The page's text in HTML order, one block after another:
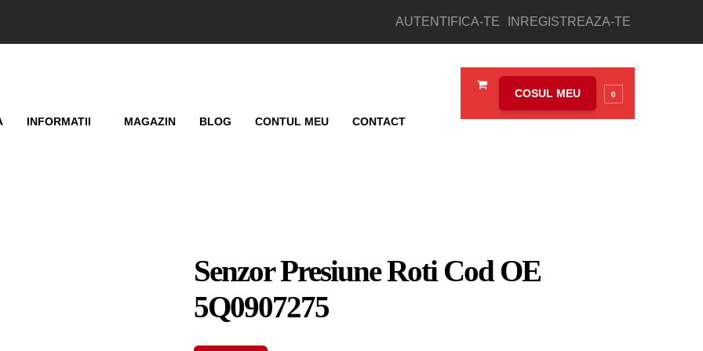
AUTENTIFICA-TE INREGISTREAZA-TE
COSUL MEU 0
INFORMATII MAGAZIN BLOG CONTUL MEU CONTACT
Senzor Presiune Roti Cod OE
5Q0907275